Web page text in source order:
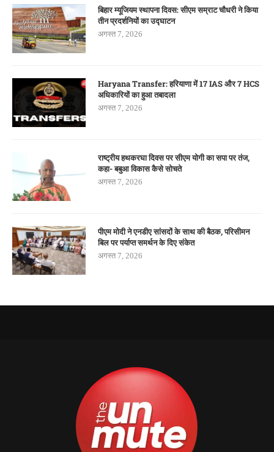
बिहार म्यूजियम स्थापना दिवस: सीएम सम्राट चौधरी ने किया
तीन प्रदर्शनियों का उद्घाटन
अगस्त 7, 2026
Haryana Transfer: हरियाणा में 17 IAS और 7 HCS
अधिकारियों का हुआ तबादला
अगस्त 7, 2026
राष्ट्रीय हथकरघा दिवस पर सीएम योगी का सपा पर तंज,
कहा- बबुआ विकास कैसे सोचते
अगस्त 7, 2026
पीएम मोदी ने एनडीए सांसदों के साथ की बैठक, परिसीमन
बिल पर पर्याप्त समर्थन के दिए संकेत
अगस्त 7, 2026